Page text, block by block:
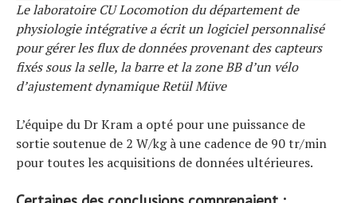
Le laboratoire CU Locomotion du département de
physiologie intégrative a écrit un logiciel personnalisé
pour gérer les flux de données provenant des capteurs
fixés sous la selle, la barre et la zone BB d’un vélo
d’ajustement dynamique Retül Müve
L’équipe du Dr Kram a opté pour une puissance de
sortie soutenue de 2 W/kg à une cadence de 90 tr/min
pour toutes les acquisitions de données ultérieures.